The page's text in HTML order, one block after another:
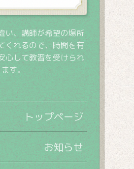
い、講師が希望の場所
くれるので、時間を有
心して教習を受けられ
ます。
トップページ
お知らせ